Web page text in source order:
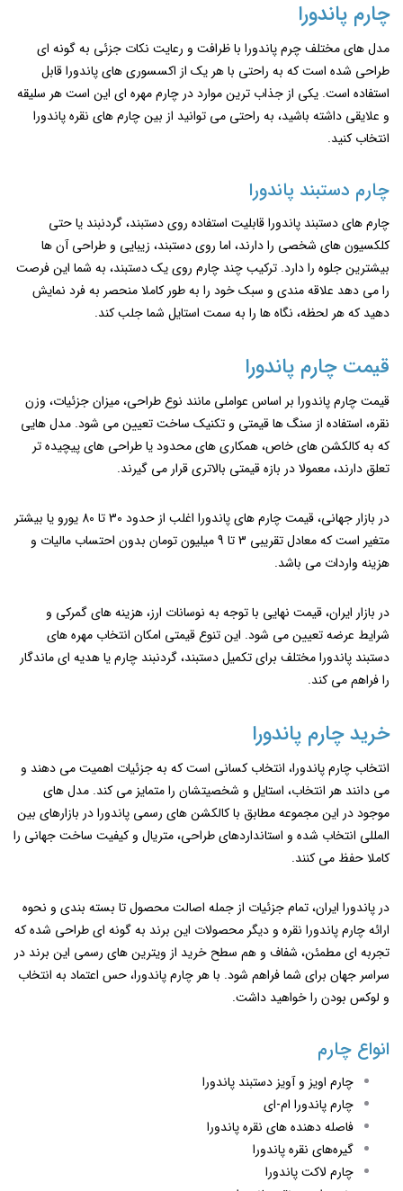
چارم پاندورا
مدل های مختلف چرم پاندورا با ظرافت و رعایت نکات جزئی به گونه ای
طراحی شده است که به راحتی با هر یک از اکسسوری های پاندورا قابل
استفاده است. یکی از جذاب ترین موارد در چارم مهره ای این است هر سلیقه
و علایقی داشته باشید، به راحتی می توانید از بین چارم های نقره پاندورا
انتخاب کنید.
چارم دستبند پاندورا
چارم های دستبند پاندورا قابلیت استفاده روی دستبند، گردنبند یا حتی
کلکسیون ‌های شخصی را دارند، اما روی دستبند، زیبایی و طراحی آن‌ ها
بیشترین جلوه را دارد. ترکیب چند چارم روی یک دستبند، به شما این فرصت
را می ‌دهد علاقه مندی و سبک خود را به ‌طور کاملا منحصر به فرد نمایش
دهید که هر لحظه، نگاه‌ ها را به سمت استایل شما جلب کند.
قیمت چارم پاندورا
قیمت چارم پاندورا بر اساس عواملی مانند نوع طراحی، میزان جزئیات، وزن
نقره، استفاده از سنگ ‌ها قیمتی و تکنیک ساخت تعیین می‌ شود. مدل ‌هایی
که به کالکشن ‌های خاص، همکاری ‌های محدود یا طراحی ‌های پیچیده‌ تر
تعلق دارند، معمولا در بازه قیمتی بالاتری قرار می ‌گیرند.
در بازار جهانی، قیمت چارم‌ های پاندورا اغلب از حدود 30 تا 80 یورو یا بیشتر
متغیر است که معادل تقریبی 3 تا 9 میلیون تومان بدون احتساب مالیات و
هزینه واردات می ‌باشد.
در بازار ایران، قیمت نهایی با توجه به نوسانات ارز، هزینه‌ های گمرکی و
شرایط عرضه تعیین می ‌شود. این تنوع قیمتی امکان انتخاب مهره های
دستبند پاندورا مختلف برای تکمیل دستبند، گردنبند چارم یا هدیه ‌ای ماندگار
را فراهم می‌ کند.
خرید چارم پاندورا
انتخاب چارم پاندورا، انتخاب کسانی است که به جزئیات اهمیت می‌ دهند و
می ‌دانند هر انتخاب، استایل و شخصیتشان را متمایز می‌ کند. مدل‌ های
موجود در این مجموعه مطابق با کالکشن‌ های رسمی پاندورا در بازارهای بین
‌المللی انتخاب شده و استانداردهای طراحی، متریال و کیفیت ساخت جهانی را
کاملا حفظ می‌ کنند.
در پاندورا ایران، تمام جزئیات از جمله اصالت محصول تا بسته‌ بندی و نحوه
ارائه چارم پاندورا نقره و دیگر محصولات این برند به گونه‌ ای طراحی شده که
تجربه ‌ای مطمئن، شفاف و هم‌ سطح خرید از ویترین ‌های رسمی این برند در
سراسر جهان برای شما فراهم شود. با هر چارم پاندورا، حس اعتماد به انتخاب
و لوکس بودن را خواهید داشت.
انواع چارم
چارم اویز و آویز دستبند پاندورا
چارم پاندورا ام-ای
فاصله‌ دهنده‌ های نقره پاندورا
گیره‌های نقره پاندورا
چارم لاکت پاندورا